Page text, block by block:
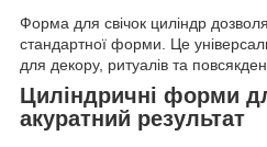
Форма для свічок циліндр
стандартної форми. Це
для декору, ритуалів та
Циліндричні форми
акуратний результат